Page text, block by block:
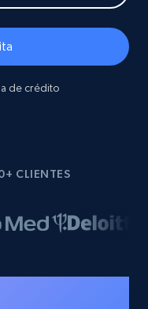
de crédito
CLIENTES